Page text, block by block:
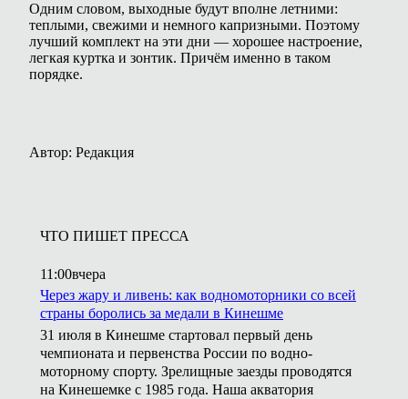
Одним словом, выходные будут вполне летними:
теплыми, свежими и немного капризными. Поэтому
лучший комплект на эти дни — хорошее настроение,
легкая куртка и зонтик. Причём именно в таком
порядке.
Автор: Редакция
ЧТО ПИШЕТ ПРЕССА
11:00вчера
Через жару и ливень: как водномоторники со всей
страны боролись за медали в Кинешме
31 июля в Кинешме стартовал первый день
чемпионата и первенства России по водно-
моторному спорту. Зрелищные заезды проводятся
на Кинешемке с 1985 года. Наша акватория